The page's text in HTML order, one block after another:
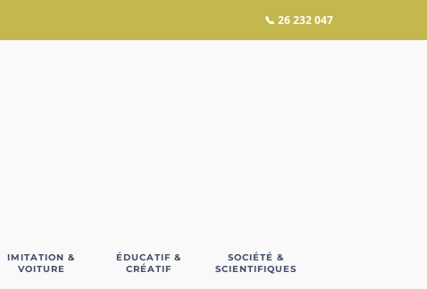
📞 26 232 047
IMITATION &
VOITURE
ÉDUCATIF &
CRÉATIF
SOCIÉTÉ &
SCIENTIFIQUES